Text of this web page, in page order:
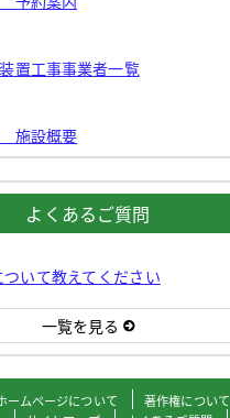
置工事事業者一覧
施設概要
よくあるご質問
いて教えてください
一覧を見る
ームページについて 著作権について